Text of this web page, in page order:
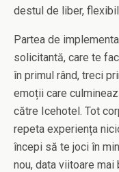
destul de liber,
Partea de
solicitantă, care te
în primul rând, treci
emoții care
către Icehotel. Tot
repeta experiența
începi să te joci în
nou, data viitoare mai